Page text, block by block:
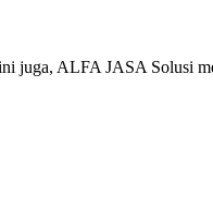
juga, ALFA JASA Solusi